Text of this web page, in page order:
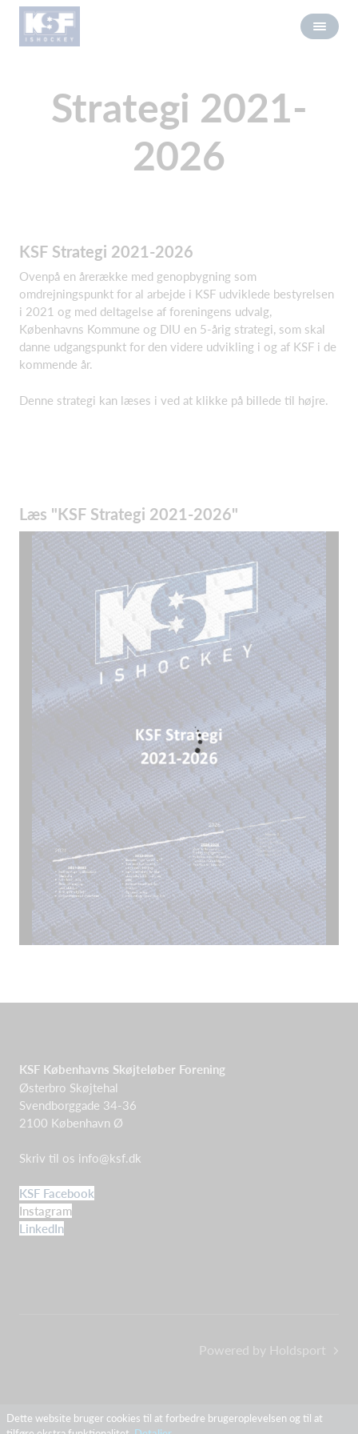
Strategi 2021-
2026
KSF Strategi 2021-2026
Ovenpå en årerække med genopbygning som
omdrejningspunkt for al arbejde i KSF udviklede bestyrelsen
i 2021 og med deltagelse af foreningens udvalg,
Københavns Kommune og DIU en 5-årig strategi, som skal
danne udgangspunkt for den videre udvikling i og af KSF i de
kommende år.
Denne strategi kan læses i ved at klikke på billede til højre.
Læs "KSF Strategi 2021-2026"
KSF Københavns Skøjteløber Forening
Østerbro Skøjtehal
Svendborggade 34-36
2100 København Ø
Skriv til os info@ksf.dk
KSF Facebook
Instagram
LinkedIn
Powered by Holdsport
Dette website bruger cookies til at forbedre brugeroplevelsen og til at